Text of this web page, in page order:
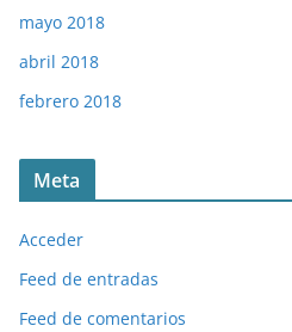
mayo 2018
abril 2018
febrero 2018
Meta
Acceder
Feed de entradas
Feed de comentarios